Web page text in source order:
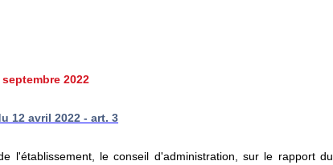
2022
12 avril 2022 - art. 3
l'établissement, le conseil d'administration, sur le rapport du